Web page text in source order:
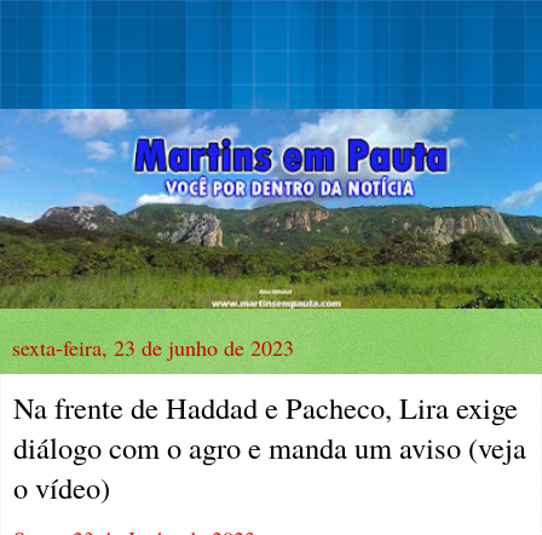
sexta-feira, 23 de junho de 2023
Na frente de Haddad e Pacheco, Lira exige
diálogo com o agro e manda um aviso (veja
o vídeo)